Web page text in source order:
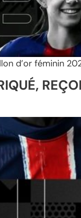
d’or féminin